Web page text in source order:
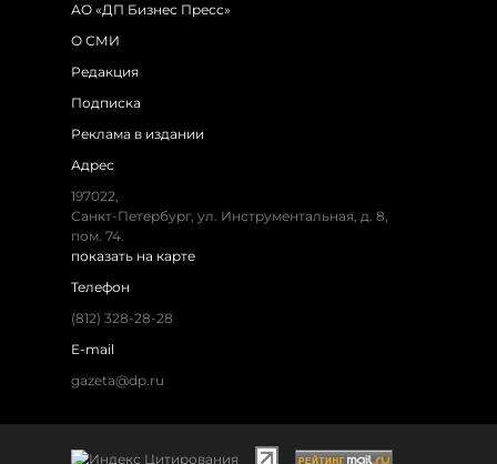
АО «ДП Бизнес Пресс»
О СМИ
Редакция
Подписка
Реклама в издании
Адрес
197022,
Санкт-Петербург, ул. Инструментальная, д. 8,
пом. 74.
показать на карте
Телефон
(812) 328-28-28
E-mail
gazeta@dp.ru